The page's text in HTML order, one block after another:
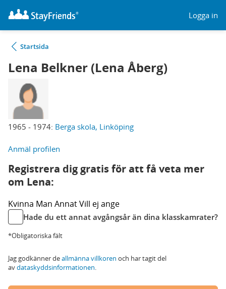
Logga in
Startsida
Lena Belkner (Lena Åberg)
1965 - 1974: Berga skola, Linköping
Anmäl profilen
Registrera dig gratis för att få veta mer
om Lena:
Kvinna Man AnnatVill ej ange
Hade du ett annat avgångsår än dina klasskamrater?
*Obligatoriska fält
Jag godkänner deallmänna villkoren och har tagit del
avdataskyddsinformationen.